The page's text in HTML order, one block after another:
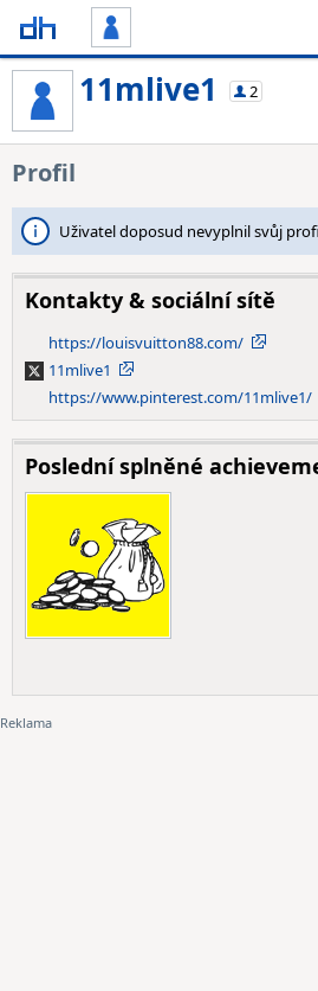
11mlive1 2
Profil
Uživatel doposud nevyplnil svůj
Kontakty & sociální sítě
https://louisvuitton88.com/
X11mlive1
https://www.pinterest.com/11mlive1/
Poslední splněné